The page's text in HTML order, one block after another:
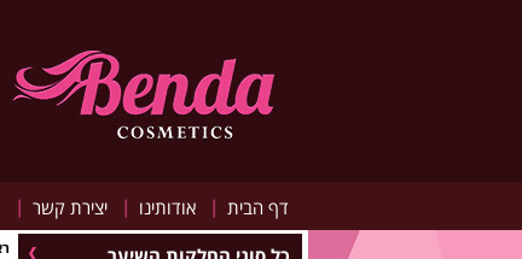
דף הבית | אודותינו | יצירת קשר |